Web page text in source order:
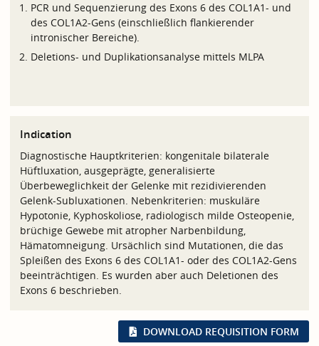
PCR und Sequenzierung des Exons 6 des COL1A1- und
des COL1A2-Gens (einschließlich flankierender
intronischer Bereiche).
Deletions- und Duplikationsanalyse mittels MLPA
Indication
Diagnostische Hauptkriterien: kongenitale bilaterale
Hüftluxation, ausgeprägte, generalisierte
Überbeweglichkeit der Gelenke mit rezidivierenden
Gelenk-Subluxationen. Nebenkriterien: muskuläre
Hypotonie, Kyphoskoliose, radiologisch milde Osteopenie,
brüchige Gewebe mit atropher Narbenbildung,
Hämatomneigung. Ursächlich sind Mutationen, die das
Spleißen des Exons 6 des COL1A1- oder des COL1A2-Gens
beeinträchtigen. Es wurden aber auch Deletionen des
Exons 6 beschrieben.
DOWNLOAD REQUISITION FORM